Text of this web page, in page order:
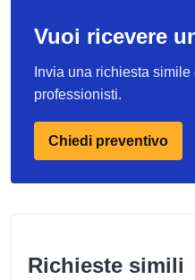
Vuoi ricevere
Invia una richiesta
professionisti.
Chiedi preventivo
Richieste simili